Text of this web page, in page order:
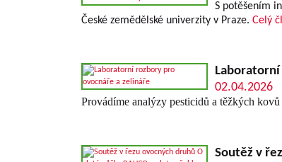
S potěšením
České zemědělské univerzity v Praze. Celý
02.04.2026
Provádíme analýzy pesticidů a těžkých
Soutěž v